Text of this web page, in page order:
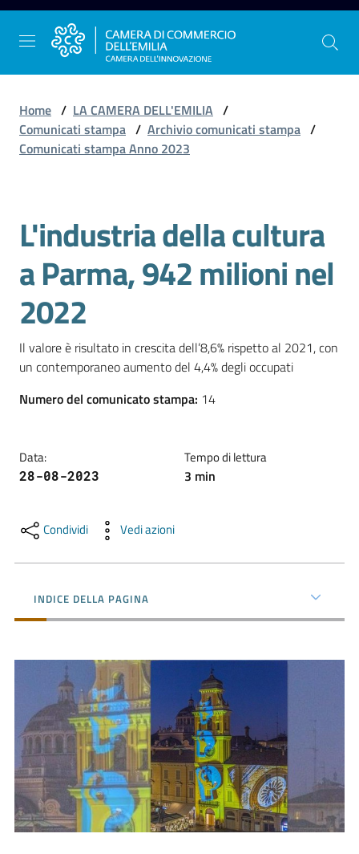
Vai al contenuto
Vai alla navigazione
Vai al footer
Gestire
l'impresa
Promuovere
l'impresa
il
e
Consumatore
Prenotazioni
on line
Pagamenti
Home / LA CAMERA DELL'EMILIA /
Comunicati stampa / Archivio comunicati stampa /
Comunicati stampa Anno 2023
Salta al contenuto
L'industria della cultura
a Parma, 942 milioni nel
2022
Il valore è risultato in crescita dell’8,6% rispetto al 2021, con
un contemporaneo aumento del 4,4% degli occupati
Numero del comunicato stampa: 14
Data:
28-08-2023
Tempo di lettura
3 min
Condividi Vedi azioni
INDICE DELLA PAGINA